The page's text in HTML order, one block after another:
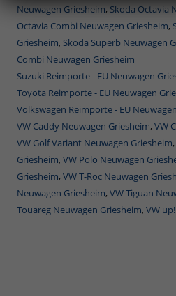
Neuwagen Griesheim, Skoda Octavia
Octavia Combi Neuwagen Griesheim,
Griesheim, Skoda Superb Neuwagen
Combi Neuwagen Griesheim
Suzuki Reimporte - EU Neuwagen
Toyota Reimporte - EU Neuwagen
Volkswagen Reimporte - EU
VW Caddy Neuwagen Griesheim, VW
VW Golf Variant Neuwagen Griesheim,
Griesheim, VW Polo Neuwagen
Griesheim, VW T-Roc Neuwagen
Neuwagen Griesheim, VW Tiguan
Touareg Neuwagen Griesheim, VW